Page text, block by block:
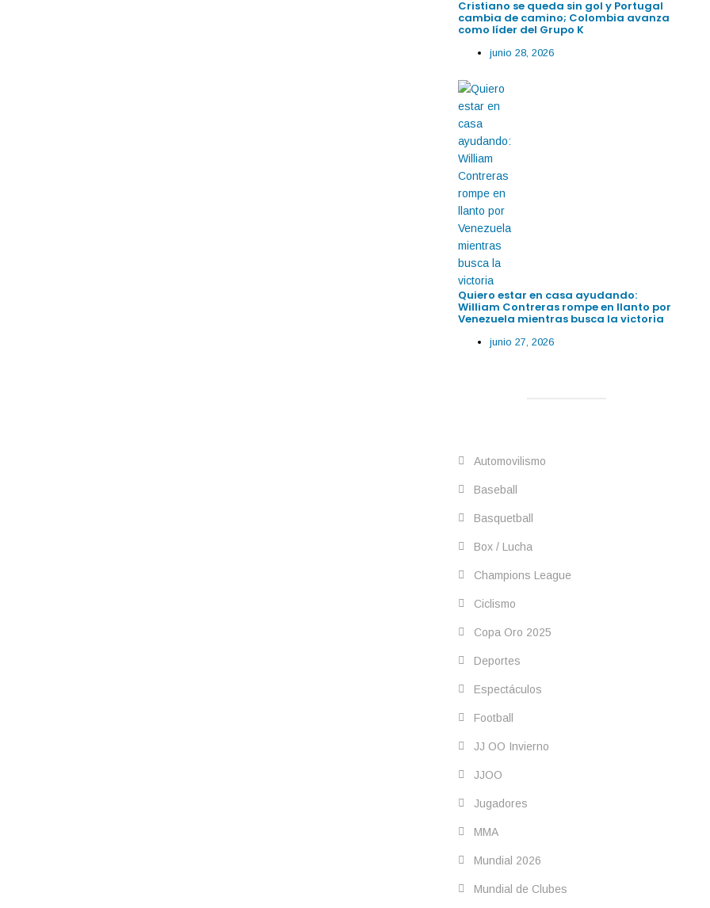
Cristiano se queda sin gol y Portugal
cambia de camino; Colombia avanza
como líder del Grupo K
junio 28, 2026
Quiero estar en casa ayudando:
William Contreras rompe en llanto por
Venezuela mientras busca la victoria
junio 27, 2026
Automovilismo
Baseball
Basquetball
Box / Lucha
Champions League
Ciclismo
Copa Oro 2025
Deportes
Espectáculos
Football
JJ OO Invierno
JJOO
Jugadores
MMA
Mundial 2026
Mundial de Clubes